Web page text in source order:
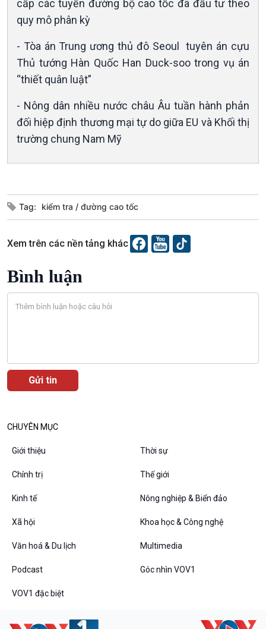
Văn hoá & Du lịch
Tin Văn hoá & Du lịch
Chát với người nổi tiếng
Câu chuyện Thể thao
Ảnh
Video
Podcast
VOV1 đặc biệt
Thanh âm ký sự
Chân dung cuộc sống
cấp các tuyến đường bộ cao tốc đã đầu tư theo
quy mô phân kỳ
- Tòa án Trung ương thủ đô Seoul tuyên án cựu
Thủ tướng Hàn Quốc Han Duck-soo trong vụ án
“thiết quân luật”
- Nông dân nhiều nước châu Âu tuần hành phản
đối hiệp định thương mại tự do giữa EU và Khối thị
trường chung Nam Mỹ
Tag: kiểm tra đường cao tốc
Xem trên các nền tảng khác
Bình luận
CHUYÊN MỤC
Giới thiệu Thời sự
Chính trị Thế giới
Kinh tế Nông nghiệp & Biển đảo
Xã hội Khoa học & Công nghệ
Văn hoá & Du lịch Multimedia
Podcast Góc nhìn VOV1
VOV1 đặc biệt